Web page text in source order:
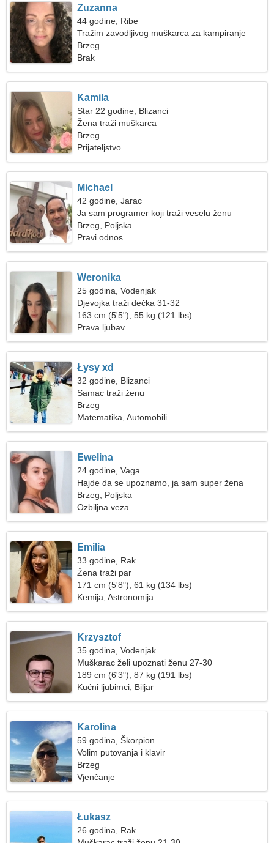
Zuzanna
44 godine, Ribe
Tražim zavodljivog muškarca za kampiranje
Brzeg
Brak
Kamila
Star 22 godine, Blizanci
Žena traži muškarca
Brzeg
Prijateljstvo
Michael
42 godine, Jarac
Ja sam programer koji traži veselu ženu
Brzeg, Poljska
Pravi odnos
Weronika
25 godina, Vodenjak
Djevojka traži dečka 31-32
163 cm (5'5"), 55 kg (121 lbs)
Prava ljubav
Łysy xd
32 godine, Blizanci
Samac traži ženu
Brzeg
Matematika, Automobili
Ewelina
24 godine, Vaga
Hajde da se upoznamo, ja sam super žena
Brzeg, Poljska
Ozbiljna veza
Emilia
33 godine, Rak
Žena traži par
171 cm (5'8"), 61 kg (134 lbs)
Kemija, Astronomija
Krzysztof
35 godina, Vodenjak
Muškarac želi upoznati ženu 27-30
189 cm (6'3"), 87 kg (191 lbs)
Kućni ljubimci, Biljar
Karolina
59 godina, Škorpion
Volim putovanja i klavir
Brzeg
Vjenčanje
Łukasz
26 godina, Rak